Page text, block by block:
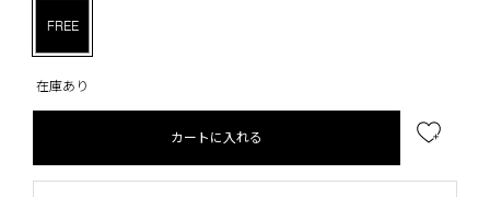
FREE
在庫あり
カートに入れる